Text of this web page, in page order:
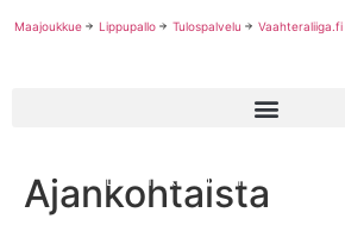
Maajoukkue Lippupallo Tulospalvelu Vaahteraliiga.fi
Ajankohtaista
SAJL tekniikkaleiri XXII kutsuu kaikki